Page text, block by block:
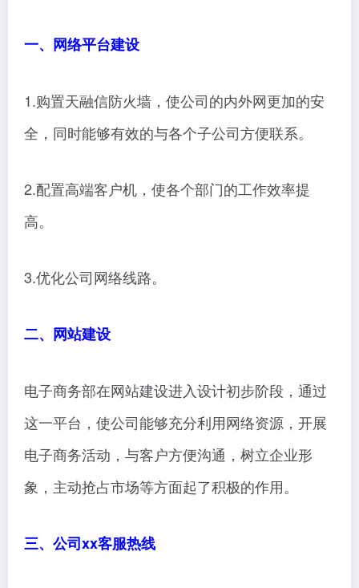
一、网络平台建设
1.购置天融信防火墙，使公司的内外网更加的安
全，同时能够有效的与各个子公司方便联系。
2.配置高端客户机，使各个部门的工作效率提
高。
3.优化公司网络线路。
二、网站建设
电子商务部在网站建设进入设计初步阶段，通过
这一平台，使公司能够充分利用网络资源，开展
电子商务活动，与客户方便沟通，树立企业形
象，主动抢占市场等方面起了积极的作用。
三、公司xx客服热线